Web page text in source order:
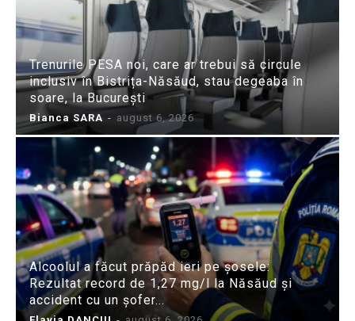
Trenurile PESA noi, care ar trebui să circule
inclusiv în Bistrița-Năsăud, stau degeaba în
soare, la București
Bianca SARA - august 6, 2026
Alcoolul a făcut prăpăd ieri pe șosele:
Rezultat record de 1,27 mg/l la Năsăud și
accident cu un șofer...